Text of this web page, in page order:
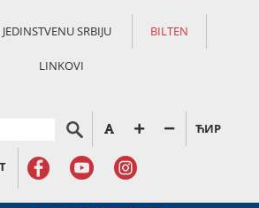
SRBIJU BILTEN
LINKOVI
ЋИР